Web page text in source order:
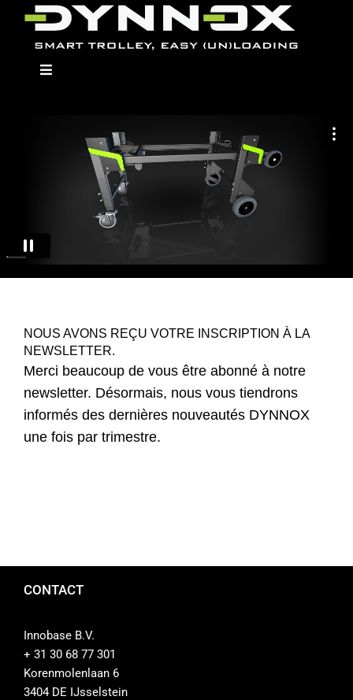
Skip
Toggle
Modellen
Opbouwmodulen
Contact
Boutique
NOUS AVONS REÇU VOTRE INSCRIPTION À LA
NEWSLETTER.
Merci beaucoup de vous être abonné à notre
newsletter. Désormais, nous vous tiendrons
informés des dernières nouveautés DYNNOX
une fois par trimestre.
CONTACT
Innobase B.V.
+ 31 30 68 77 301
Korenmolenlaan 6
3404 DE IJsselstein